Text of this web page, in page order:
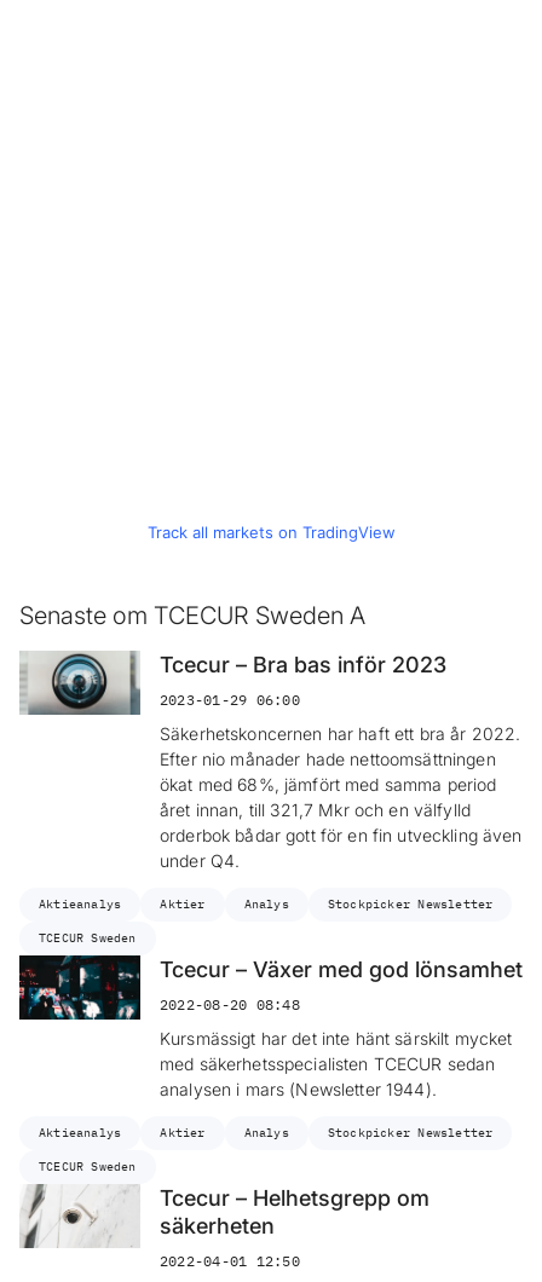
Track all markets on TradingView
Senaste om TCECUR Sweden A
Tcecur – Bra bas inför 2023
2023-01-29 06:00
Säkerhetskoncernen har haft ett bra år 2022.
Efter nio månader hade nettoomsättningen
ökat med 68%, jämfört med samma period
året innan, till 321,7 Mkr och en välfylld
orderbok bådar gott för en fin utveckling även
under Q4.
Aktieanalys Aktier Analys Stockpicker Newsletter
TCECUR Sweden
Tcecur – Växer med god lönsamhet
2022-08-20 08:48
Kursmässigt har det inte hänt särskilt mycket
med säkerhetsspecialisten TCECUR sedan
analysen i mars (Newsletter 1944).
Aktieanalys Aktier Analys Stockpicker Newsletter
TCECUR Sweden
Tcecur – Helhetsgrepp om
säkerheten
2022-04-01 12:50